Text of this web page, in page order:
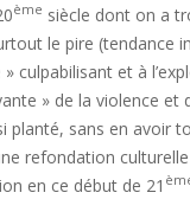
ème siècle dont on a
le pire (tendance
culpabilisant et à
» de la violence et
planté, sans en avoir
refondation
en ce début de 21